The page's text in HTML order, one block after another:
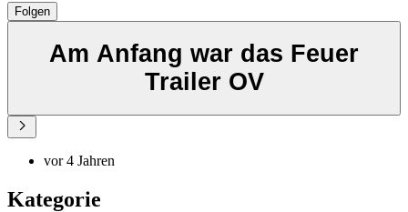
Folgen
Am Anfang war das Feuer
Trailer OV
vor 4 Jahren
Kategorie